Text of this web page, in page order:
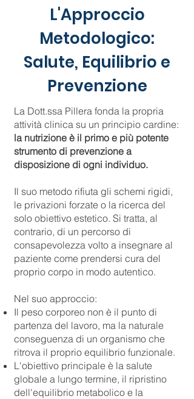
L'Approccio
Metodologico:
Salute, Equilibrio e
Prevenzione
La Dott.ssa Pillera fonda la propria
attività clinica su un principio cardine:
la nutrizione è il primo e più potente
strumento di prevenzione a
disposizione di ogni individuo.
Il suo metodo rifiuta gli schemi rigidi,
le privazioni forzate o la ricerca del
solo obiettivo estetico. Si tratta, al
contrario, di un percorso di
consapevolezza volto a insegnare al
paziente come prendersi cura del
proprio corpo in modo autentico.
Nel suo approccio:
Il peso corporeo non è il punto di
partenza del lavoro, ma la naturale
conseguenza di un organismo che
ritrova il proprio equilibrio funzionale.
L'obiettivo principale è la salute
globale a lungo termine, il ripristino
dell'equilibrio metabolico e la